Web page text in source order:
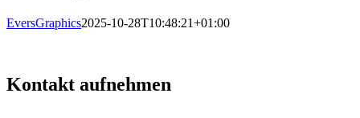
EversGraphics2025-10-28T10:48:21+01:00
Kontakt aufnehmen